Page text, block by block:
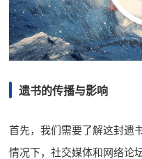
遗书的传播与影响
首先，我们需要了解这封遗
情况下，社交媒体和网络论